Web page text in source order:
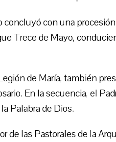
concluyó con una
Trece de Mayo,
de María, también
En la secuencia, el
Palabra de Dios.
de las Pastorales de la